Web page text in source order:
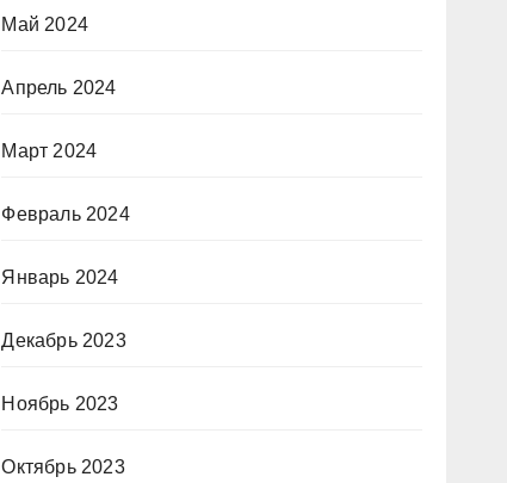
Май 2024
Апрель 2024
Март 2024
Февраль 2024
Январь 2024
Декабрь 2023
Ноябрь 2023
Октябрь 2023